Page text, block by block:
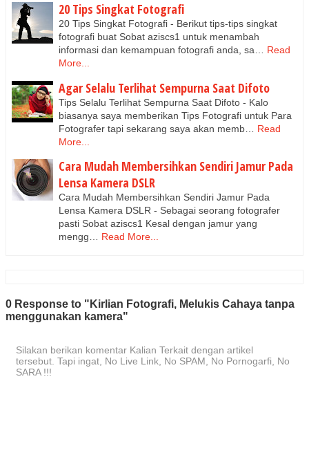
20 Tips Singkat Fotografi
20 Tips Singkat Fotografi - Berikut tips-tips singkat
fotografi buat Sobat aziscs1 untuk menambah
informasi dan kemampuan fotografi anda, sa… Read
More...
Agar Selalu Terlihat Sempurna Saat Difoto
Tips Selalu Terlihat Sempurna Saat Difoto - Kalo
biasanya saya memberikan Tips Fotografi untuk Para
Fotografer tapi sekarang saya akan memb…
Read
More...
Cara Mudah Membersihkan Sendiri Jamur Pada
Lensa Kamera DSLR
Cara Mudah Membersihkan Sendiri Jamur Pada
Lensa Kamera DSLR - Sebagai seorang fotografer
pasti Sobat aziscs1 Kesal dengan jamur yang
mengg… Read More...
0 Response to "Kirlian Fotografi, Melukis Cahaya tanpa
menggunakan kamera"
Silakan berikan komentar Kalian Terkait dengan artikel
tersebut. Tapi ingat, No Live Link, No SPAM, No Pornogarfi, No
SARA !!!